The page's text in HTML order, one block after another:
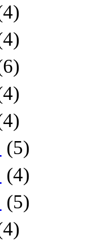
(5)
(4)
(5)